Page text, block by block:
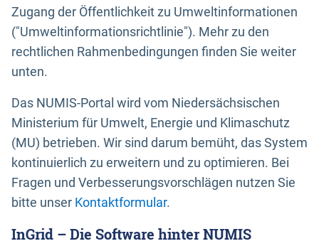
Zugang der Öffentlichkeit zu Umweltinformationen
("Umweltinformationsrichtlinie"). Mehr zu den
rechtlichen Rahmenbedingungen finden Sie weiter
unten.
Das NUMIS-Portal wird vom Niedersächsischen
Ministerium für Umwelt, Energie und Klimaschutz
(MU) betrieben. Wir sind darum bemüht, das System
kontinuierlich zu erweitern und zu optimieren. Bei
Fragen und Verbesserungsvorschlägen nutzen Sie
bitte unser Kontaktformular.
InGrid – Die Software hinter NUMIS